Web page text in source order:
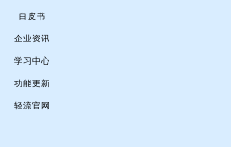
白皮书
企业资讯
学习中心
功能更新
轻流官网